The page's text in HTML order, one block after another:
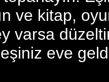
ve kitap,
varsa
eve